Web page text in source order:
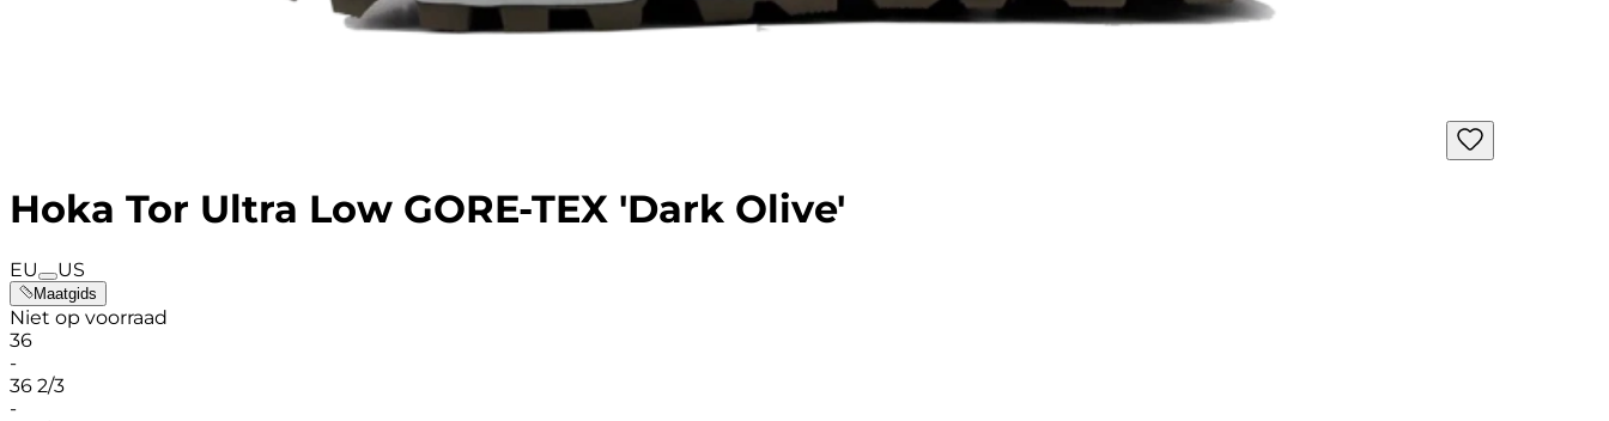
Hoka Tor Ultra Low GORE-TEX 'Dark Olive'
EU US
Maatgids
Niet op voorraad
36
-
36 2/3
-